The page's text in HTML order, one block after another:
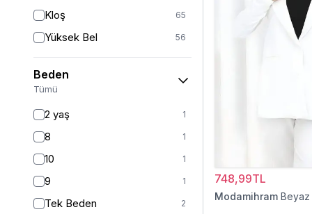
Kloş 65
Yüksek Bel 56
Geniş Paça 41
Palazzo 27
Beden
Tümü
2 yaş 1
8 1
10 1
9 1
Tek Beden 2
748,99TL
Modamihram